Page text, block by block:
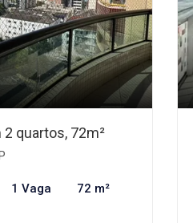
quartos, 72m²
1 Vaga 72 m²